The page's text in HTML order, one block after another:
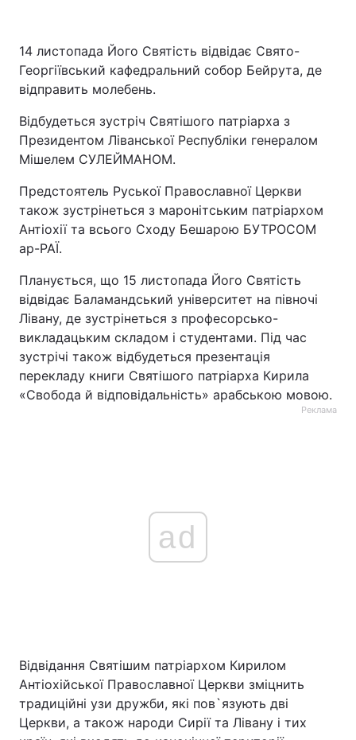
14 листопада Його Святість відвідає Свято-
Георгіївський кафедральний собор Бейрута, де
відправить молебень.
Відбудеться зустріч Святішого патріарха з
Президентом Ліванської Республіки генералом
Мішелем СУЛЕЙМАНОМ.
Предстоятель Руської Православної Церкви
також зустрінеться з маронітським патріархом
Антіохії та всього Сходу Бешарою БУТРОСОМ
ар-РАЇ.
Планується, що 15 листопада Його Святість
відвідає Баламандський університет на півночі
Лівану, де зустрінеться з професорсько-
викладацьким складом і студентами. Під час
зустрічі також відбудеться презентація
перекладу книги Святішого патріарха Кирила
«Свобода й відповідальність» арабською мовою.
Реклама
ad
Відвідання Святішим патріархом Кирилом
Антіохійської Православної Церкви зміцнить
традиційні узи дружби, які пов`язують дві
Церкви, а також народи Сирії та Лівану і тих